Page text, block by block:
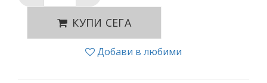
КУПИ СЕГА
Добави в любими